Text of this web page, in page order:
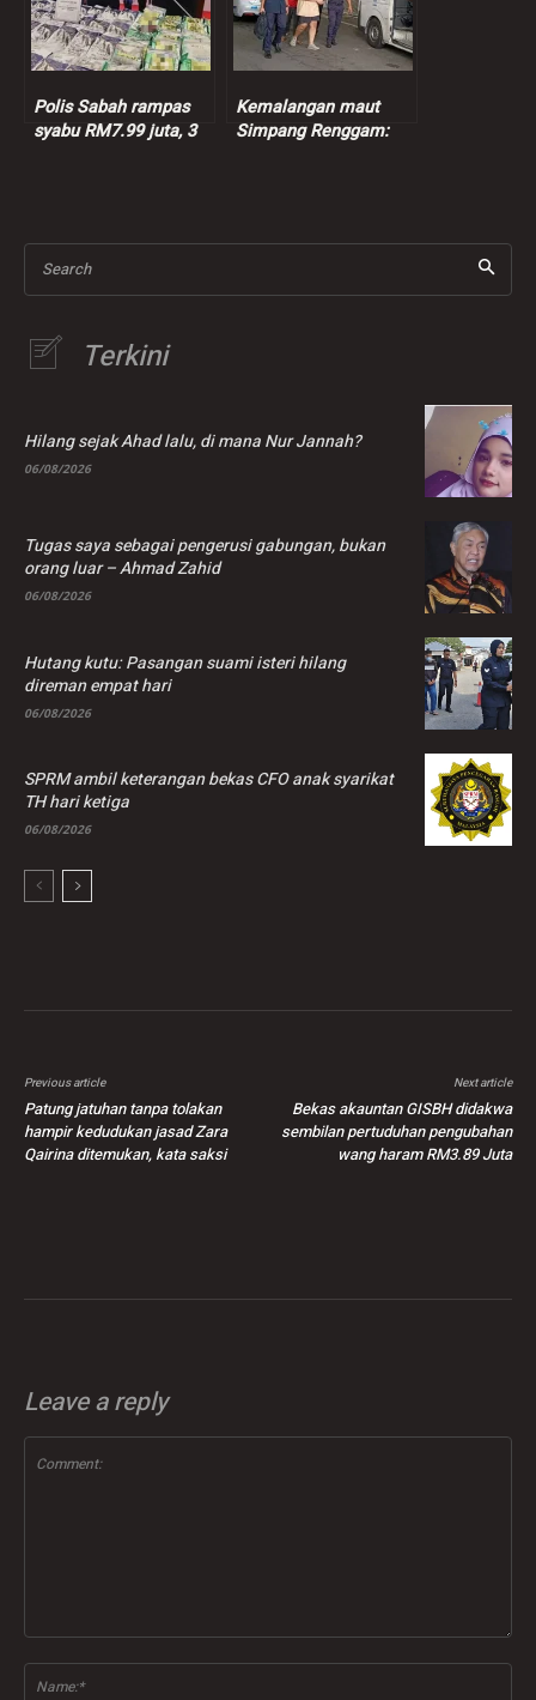
Polis Sabah rampas
syabu RM7.99 juta, 3
Kemalangan maut
Simpang Renggam:
Search
Terkini
Hilang sejak Ahad lalu, di mana Nur Jannah?
06/08/2026
Tugas saya sebagai pengerusi gabungan, bukan
orang luar – Ahmad Zahid
06/08/2026
Hutang kutu: Pasangan suami isteri hilang
direman empat hari
06/08/2026
SPRM ambil keterangan bekas CFO anak syarikat
TH hari ketiga
06/08/2026
Previous article
Patung jatuhan tanpa tolakan
hampir kedudukan jasad Zara
Qairina ditemukan, kata saksi
Next article
Bekas akauntan GISBH didakwa
sembilan pertuduhan pengubahan
wang haram RM3.89 Juta
Leave a reply